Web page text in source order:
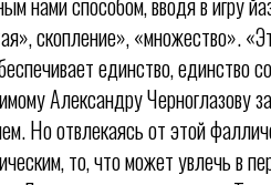
скопление», «множество».
единство, единство
Александру Черноглазову
Но отвлекаясь от этой
то, что может увлечь в